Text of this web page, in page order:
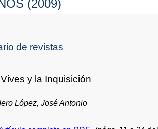
(2009)
de revistas
y la Inquisición
López, José Antonio